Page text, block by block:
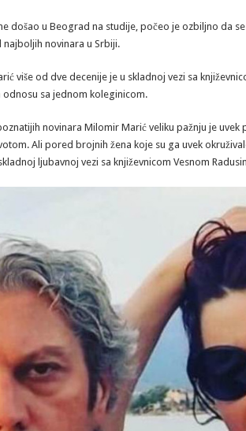
došao u Beograd na studije, počeo je ozbiljno da
novinara u Srbiji.
više od dve decenije je u skladnoj vezi sa
sa jednom koleginicom.
novinara Milomir Marić veliku pažnju je
Ali pored brojnih žena koje su ga uvek
ljubavnoj vezi sa književnicom Vesnom